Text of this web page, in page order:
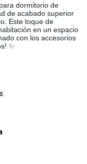
dormitorio de
de acabado superior
Este toque de
en un espacio
con los accesorios
✨